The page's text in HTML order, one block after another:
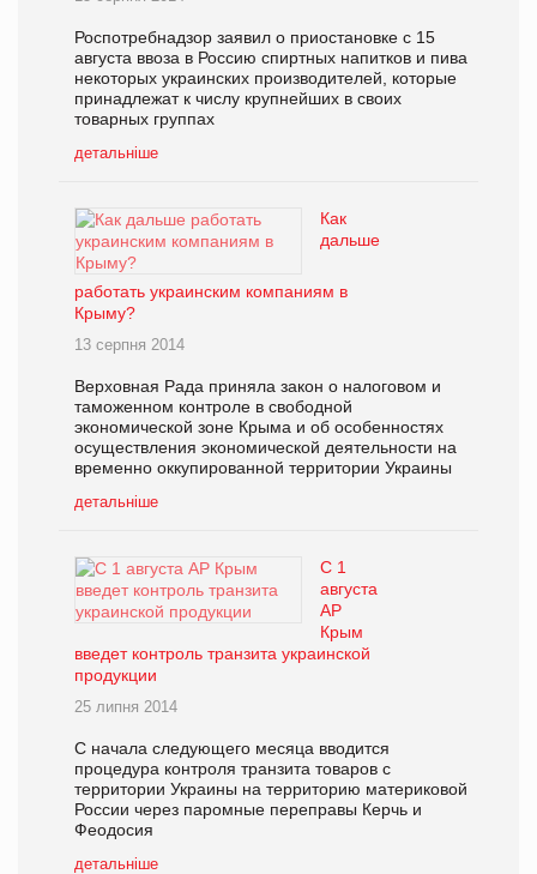
Роспотребнадзор заявил о приостановке с 15
августа ввоза в Россию спиртных напитков и пива
некоторых украинских производителей, которые
принадлежат к числу крупнейших в своих
товарных группах
детальніше
Как
дальше
работать украинским компаниям в
Крыму?
13 серпня 2014
Верховная Рада приняла закон о налоговом и
таможенном контроле в свободной
экономической зоне Крыма и об особенностях
осуществления экономической деятельности на
временно оккупированной территории Украины
детальніше
С 1
августа
АР
Крым
введет контроль транзита украинской
продукции
25 липня 2014
С начала следующего месяца вводится
процедура контроля транзита товаров с
территории Украины на территорию материковой
России через паромные переправы Керчь и
Феодосия
детальніше